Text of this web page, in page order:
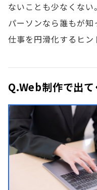
ないことも少なくない
パーソンなら誰もが知
仕事を円滑化するヒン
Q.Web制作で出て